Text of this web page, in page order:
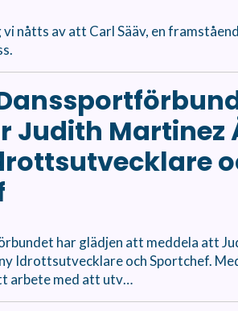
nåtts av att Carl Sääv, en
Judith Martinez
har glädjen att meddela att
Idrottsutvecklare och Sportchef.
arbete med att utv…